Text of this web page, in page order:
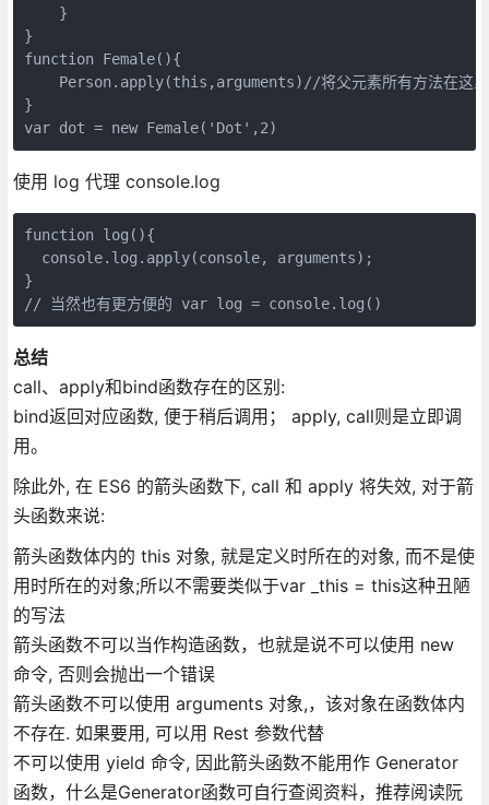
    }
}
function Female(){
Person.apply(this,arguments)//将父元素所有方法在这里
}
var dot = new Female('Dot',2)
使用 log 代理 console.log
function log(){
  console.log.apply(console, arguments);
}
// 当然也有更方便的 var log = console.log()
总结
call、apply和bind函数存在的区别:
bind返回对应函数, 便于稍后调用； apply, call则是立即调
用。
除此外, 在 ES6 的箭头函数下, call 和 apply 将失效, 对于箭
头函数来说:
箭头函数体内的 this 对象, 就是定义时所在的对象, 而不是使
用时所在的对象;所以不需要类似于var _this = this这种丑陋
的写法
箭头函数不可以当作构造函数，也就是说不可以使用 new
命令, 否则会抛出一个错误
箭头函数不可以使用 arguments 对象,，该对象在函数体内
不存在. 如果要用, 可以用 Rest 参数代替
不可以使用 yield 命令, 因此箭头函数不能用作 Generator
函数，什么是Generator函数可自行查阅资料，推荐阅读阮